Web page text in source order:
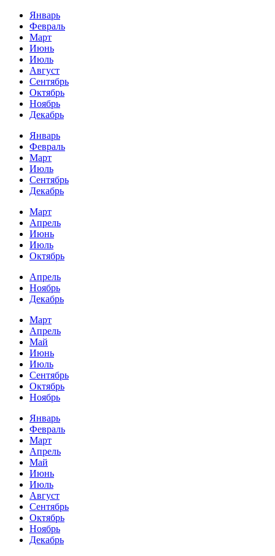
Январь
Февраль
Март
Июнь
Июль
Август
Сентябрь
Октябрь
Ноябрь
Декабрь
Январь
Февраль
Март
Июль
Сентябрь
Декабрь
Март
Апрель
Июнь
Июль
Октябрь
Апрель
Ноябрь
Декабрь
Март
Апрель
Май
Июнь
Июль
Сентябрь
Октябрь
Ноябрь
Январь
Февраль
Март
Апрель
Май
Июнь
Июль
Август
Сентябрь
Октябрь
Ноябрь
Декабрь